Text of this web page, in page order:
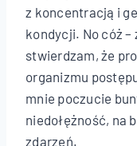
z koncentracją i
kondycji. No cóż
stwierdzam, że
organizmu
mnie poczucie
niedołężność, na
zdarzeń.